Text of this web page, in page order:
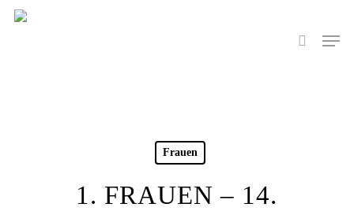
Skip
search
Menu
Frauen
1. FRAUEN – 14.